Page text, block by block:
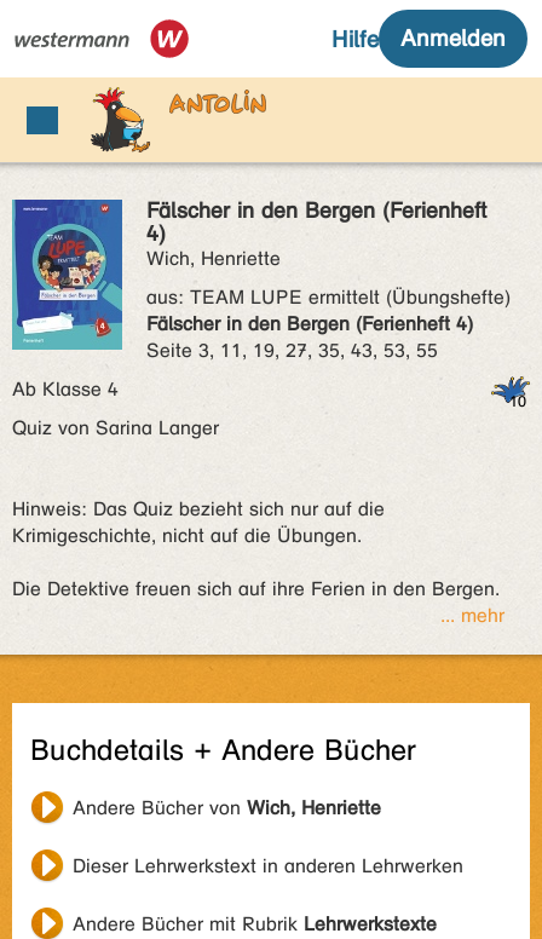
Fälscher in den Bergen (Ferienheft
4)
Wich, Henriette
aus: TEAM LUPE ermittelt (Übungshefte)
Fälscher in den Bergen (Ferienheft 4)
Seite 3, 11, 19, 27, 35, 43, 53, 55
Ab Klasse 4
Quiz von Sarina Langer
Hinweis: Das Quiz bezieht sich nur auf die
Krimigeschichte, nicht auf die Übungen.
Die Detektive freuen sich auf ihre Ferien in den Bergen.
... mehr
Buchdetails + Andere Bücher
Andere Bücher von Wich, Henriette
Dieser Lehrwerkstext in anderen Lehrwerken
Andere Bücher mit Rubrik Lehrwerkstexte